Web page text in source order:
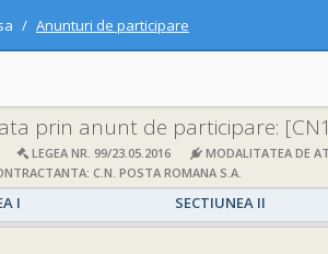
Anunturi de participare
prin anunt de participare:
LEGEA NR. 99/23.05.2016 MODALITATEA DE
C.N. POSTA ROMANA S.A.
I SECTIUNEA II